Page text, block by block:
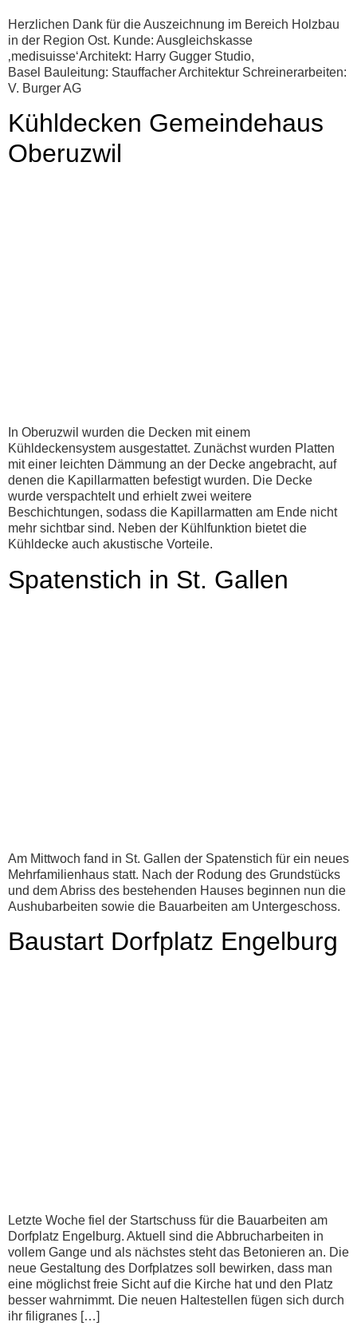
Herzlichen Dank für die Auszeichnung im Bereich Holzbau
in der Region Ost. Kunde: Ausgleichskasse
‚medisuisse‘Architekt: Harry Gugger Studio,
Basel Bauleitung: Stauffacher Architektur Schreinerarbeiten:
V. Burger AG
Kühldecken Gemeindehaus
Oberuzwil
In Oberuzwil wurden die Decken mit einem
Kühldeckensystem ausgestattet. Zunächst wurden Platten
mit einer leichten Dämmung an der Decke angebracht, auf
denen die Kapillarmatten befestigt wurden. Die Decke
wurde verspachtelt und erhielt zwei weitere
Beschichtungen, sodass die Kapillarmatten am Ende nicht
mehr sichtbar sind. Neben der Kühlfunktion bietet die
Kühldecke auch akustische Vorteile.
Spatenstich in St. Gallen
Am Mittwoch fand in St. Gallen der Spatenstich für ein neues
Mehrfamilienhaus statt. Nach der Rodung des Grundstücks
und dem Abriss des bestehenden Hauses beginnen nun die
Aushubarbeiten sowie die Bauarbeiten am Untergeschoss.
Baustart Dorfplatz Engelburg
Letzte Woche fiel der Startschuss für die Bauarbeiten am
Dorfplatz Engelburg. Aktuell sind die Abbrucharbeiten in
vollem Gange und als nächstes steht das Betonieren an. Die
neue Gestaltung des Dorfplatzes soll bewirken, dass man
eine möglichst freie Sicht auf die Kirche hat und den Platz
besser wahrnimmt. Die neuen Haltestellen fügen sich durch
ihr filigranes […]